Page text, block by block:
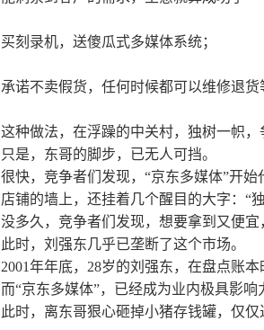
买刻录机，送傻瓜式多媒体系统；
承诺不卖假货，任何时候都可以维修退货
这种做法，在浮躁的中关村，独树一帜
只是，东哥的脚步，已无人可挡。
很快，竞争者们发现，“京东多媒体”开始
店铺的墙上，还挂着几个醒目的大字：“独
没多久，竞争者们发现，想要拿到又便宜
此时，刘强东几乎已垄断了这个市场。
2001年年底，28岁的刘强东，在盘点账
而“京东多媒体”，已经成为业内极具影响
此时，离东哥狠心砸掉小猪存钱罐，仅仅